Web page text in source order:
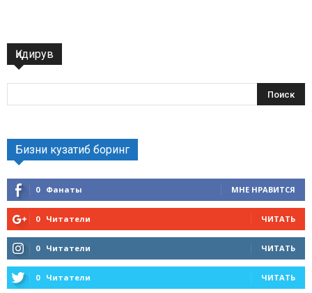
Қидирув
Бизни кузатиб боринг
0 Фанаты МНЕ НРАВИТСЯ
0 Читатели ЧИТАТЬ
0 Читатели ЧИТАТЬ
0 Читатели ЧИТАТЬ